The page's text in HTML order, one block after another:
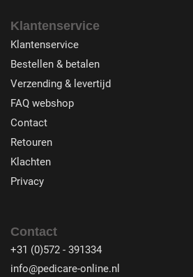
Klantenservice
Klantenservice
Bestellen & betalen
Verzending & levertijd
FAQ webshop
Contact
Retouren
Klachten
Privacy
Contact
+31 (0)572 - 391334
info@pedicare-online.nl